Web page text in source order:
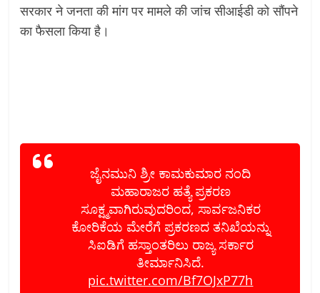
सरकार ने जनता की मांग पर मामले की जांच सीआईडी ​​को सौंपने
का फैसला किया है।
ಜೈನಮುನಿ ಶ್ರೀ ಕಾಮಕುಮಾರ ನಂದಿ
ಮಹಾರಾಜರ ಹತ್ಯೆ ಪ್ರಕರಣ
ಸೂಕ್ಷ್ಮವಾಗಿರುವುದರಿಂದ, ಸಾರ್ವಜನಿಕರ
ಕೋರಿಕೆಯ ಮೇರೆಗೆ ಪ್ರಕರಣದ ತನಿಖೆಯನ್ನು
ಸಿಐಡಿಗೆ ಹಸ್ತಾಂತರಿಲು ರಾಜ್ಯ ಸರ್ಕಾರ
ತೀರ್ಮಾನಿಸಿದೆ.
pic.twitter.com/Bf7OJxP77h